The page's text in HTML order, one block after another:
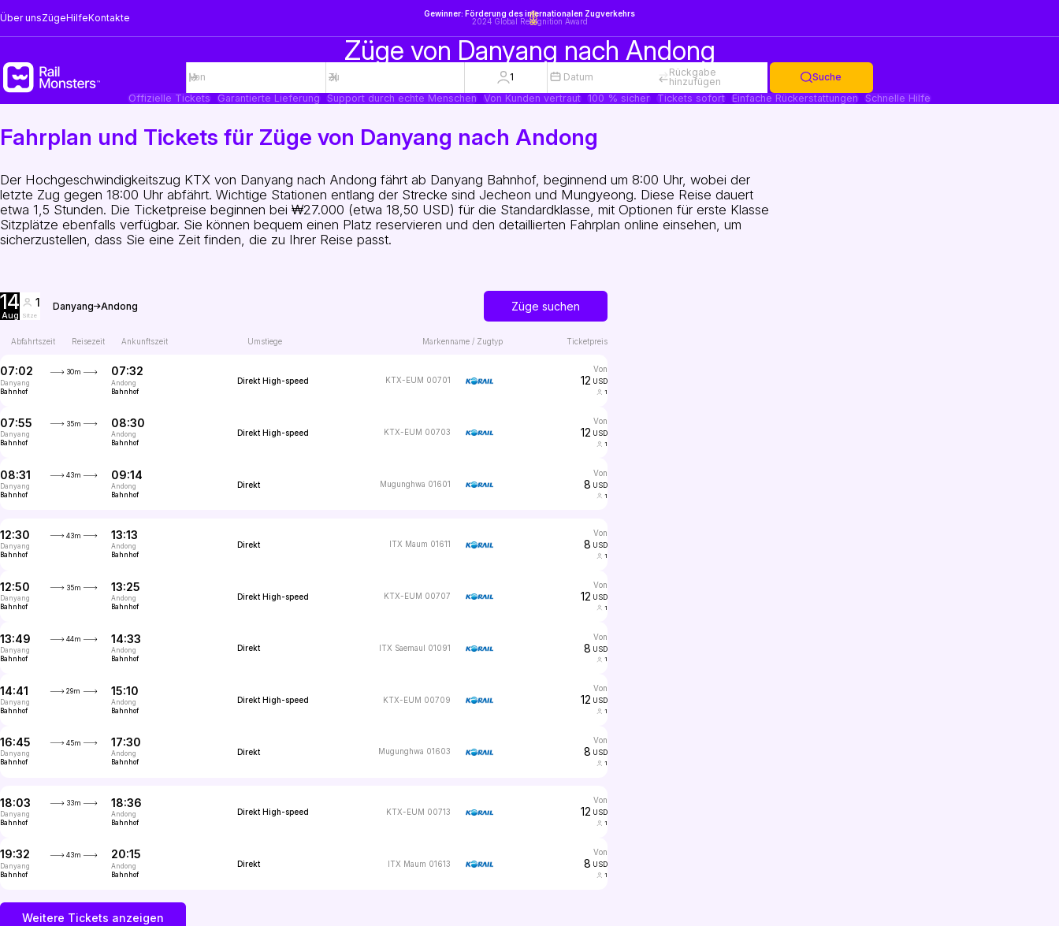
Über unsZügeHilfeKontakte
Gewinner: Förderung des internationalen Zugverkehrs
2024 Global Recognition Award
Züge von Danyang nach Andong
1 Datum
Rückgabe
hinzufügen
Suche
Offizielle Tickets
Garantierte Lieferung Support durch echte Menschen Von Kunden vertraut 100 % sicher Tickets sofort Einfache Rückerstattungen Schnelle Hilfe
Fahrplan und Tickets für Züge von Danyang nach Andong
Der Hochgeschwindigkeitszug KTX von Danyang nach Andong fährt ab Danyang Bahnhof, beginnend um 8:00 Uhr, wobei der
letzte Zug gegen 18:00 Uhr abfährt. Wichtige Stationen entlang der Strecke sind Jecheon und Mungyeong. Diese Reise dauert
etwa 1,5 Stunden. Die Ticketpreise beginnen bei ₩27.000 (etwa 18,50 USD) für die Standardklasse, mit Optionen für erste Klasse
Sitzplätze ebenfalls verfügbar. Sie können bequem einen Platz reservieren und den detaillierten Fahrplan online einsehen, um
sicherzustellen, dass Sie eine Zeit finden, die zu Ihrer Reise passt.
14
Aug
1
Sitze
Danyang Andong Züge suchen
Abfahrtszeit Reisezeit Ankunftszeit Umstiege Markenname / Zugtyp Ticketpreis
07:02
Danyang
Bahnhof
30m 07:32
Andong
Bahnhof
Direkt High-speed KTX-EUM 00701
von
12 USD
1
07:55
Danyang
Bahnhof
35m 08:30
Andong
Bahnhof
Direkt High-speed KTX-EUM 00703
von
12 USD
1
08:31
Danyang
Bahnhof
43m 09:14
Andong
Bahnhof
Direkt Mugunghwa 01601
von
8 USD
1
12:30
Danyang
Bahnhof
43m 13:13
Andong
Bahnhof
Direkt ITX Maum 01611
von
8 USD
1
12:50
Danyang
Bahnhof
35m 13:25
Andong
Bahnhof
Direkt High-speed KTX-EUM 00707
von
12 USD
1
13:49
Danyang
Bahnhof
44m 14:33
Andong
Bahnhof
Direkt ITX Saemaul 01091
von
8 USD
1
14:41
Danyang
Bahnhof
29m 15:10
Andong
Bahnhof
Direkt High-speed KTX-EUM 00709
von
12 USD
1
16:45
Danyang
Bahnhof
45m 17:30
Andong
Bahnhof
Direkt Mugunghwa 01603
von
8 USD
1
18:03
Danyang
Bahnhof
33m 18:36
Andong
Bahnhof
Direkt High-speed KTX-EUM 00713
von
12 USD
1
19:32
Danyang
Bahnhof
43m 20:15
Andong
Bahnhof
Direkt ITX Maum 01613
von
8 USD
1
Weitere Tickets anzeigen